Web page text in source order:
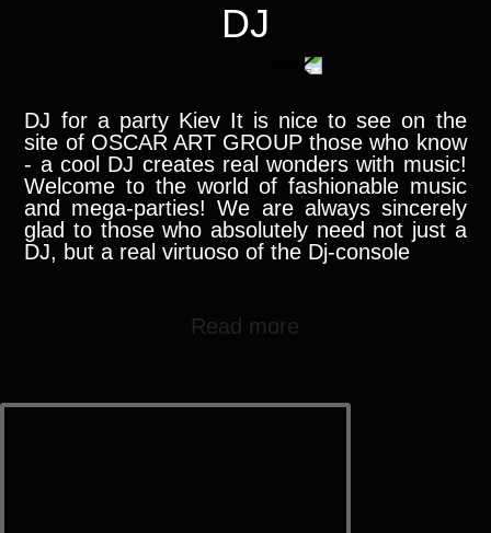
DJ
DJ for a party Kiev It is nice to see on the
site of OSCAR ART GROUP those who know
- a cool DJ creates real wonders with music!
Welcome to the world of fashionable music
and mega-parties! We are always sincerely
glad to those who absolutely need not just a
DJ, but a real virtuoso of the Dj-console
Read more